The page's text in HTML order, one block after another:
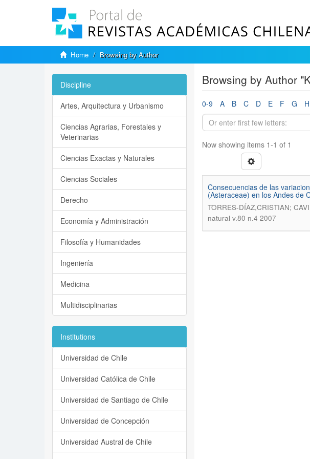
Home Browsing by Author
Browsing by Author
0-9 A B C D E F G H
Now showing items 1-1 of 1
Consecuencias de las
(Asteraceae) en los Andes de
TORRES-DÍAZ,CRISTIAN;
natural v.80 n.4 2007
Discipline
Artes, Arquitectura y Urbanismo
Ciencias Agrarias, Forestales y
Veterinarias
Ciencias Exactas y Naturales
Ciencias Sociales
Derecho
Economía y Administración
Filosofía y Humanidades
Ingeniería
Medicina
Multidisciplinarias
Institutions
Universidad de Chile
Universidad Católica de Chile
Universidad de Santiago de Chile
Universidad de Concepción
Universidad Austral de Chile